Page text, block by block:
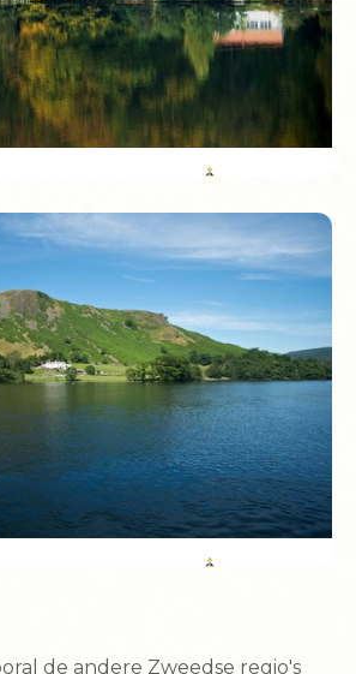
maar de zonsondergang daar
je nooit meer.
op de UNESCO Werelderfgoedlijst
op eilanden gebouwde, barokke
Zweden noemen het de meest
het land, hier zijn de zomers écht lang.
de andere Zweedse regio's